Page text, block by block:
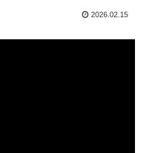
2026.02.15